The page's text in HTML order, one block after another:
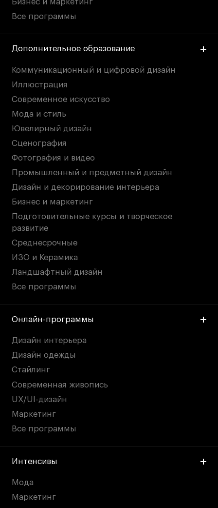
Бизнес и маркетинг
Все программы
Дополнительное образование
Коммуникационный и цифровой дизайн
Иллюстрация
Современное искусство
Мода и стиль
Ювелирный дизайн
Сценография
Фотография и видео
Промышленный и предметный дизайн
Дизайн и декорирование интерьера
Бизнес и маркетинг
Подготовительные курсы и творческое
развитие
Среднесрочные
ИЗО и Керамика
Ландшафтный дизайн
Все программы
Онлайн-программы
Дизайн интерьера
Дизайн одежды
Стайлинг
Современная живопись
UX/UI-дизайн
Маркетинг
Все программы
Интенсивы
Мода
Маркетинг